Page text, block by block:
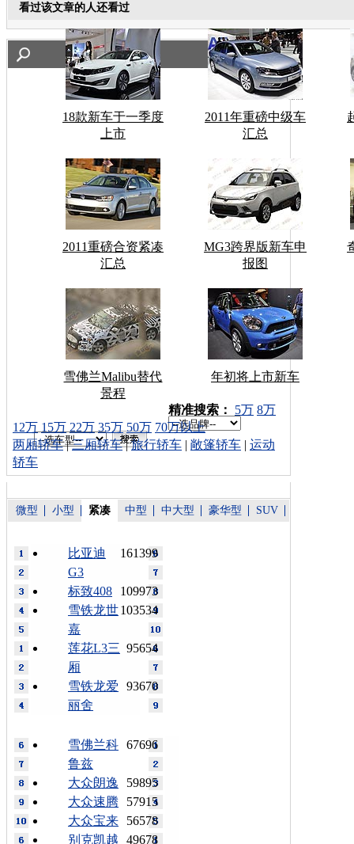
看过该文章的人还看过
18款新车于一季度
上市
2011年重磅中级车
汇总
2011重磅合资紧凑
汇总
MG3跨界版新车申
报图
雪佛兰Malibu替代
景程
年初将上市新车
车型搜索：
精准搜索： 5万 8万
12万 15万 22万 35万 50万 70万以上
两厢轿车|三厢轿车|旅行轿车 | 敞篷轿车 | 运动
轿车
微型 小型 紧凑 中型 中大型 豪华型 SUV
161399
比亚迪
G3
109973
标致408
103534
雪铁龙世
嘉
95654
莲花L3三
厢
93670
雪铁龙爱
丽舍
67696
雪佛兰科
鲁兹
59895
大众朗逸
57915
大众速腾
56578
大众宝来
49678
别克凯越